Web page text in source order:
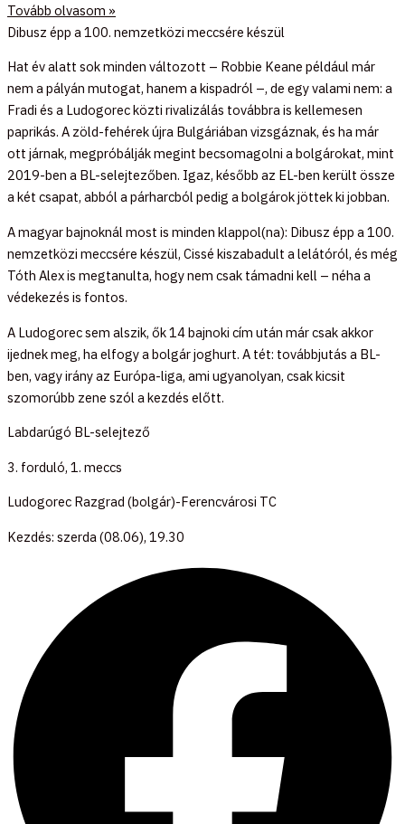
Tovább olvasom »
Dibusz épp a 100. nemzetközi meccsére készül
Hat év alatt sok minden változott – Robbie Keane például már
nem a pályán mutogat, hanem a kispadról –, de egy valami nem: a
Fradi és a Ludogorec közti rivalizálás továbbra is kellemesen
paprikás. A zöld-fehérek újra Bulgáriában vizsgáznak, és ha már
ott járnak, megpróbálják megint becsomagolni a bolgárokat, mint
2019-ben a BL-selejtezőben. Igaz, később az EL-ben került össze
a két csapat, abból a párharcból pedig a bolgárok jöttek ki jobban.
A magyar bajnoknál most is minden klappol(na): Dibusz épp a 100.
nemzetközi meccsére készül, Cissé kiszabadult a lelátóról, és még
Tóth Alex is megtanulta, hogy nem csak támadni kell – néha a
védekezés is fontos.
A Ludogorec sem alszik, ők 14 bajnoki cím után már csak akkor
ijednek meg, ha elfogy a bolgár joghurt. A tét: továbbjutás a BL-
ben, vagy irány az Európa-liga, ami ugyanolyan, csak kicsit
szomorúbb zene szól a kezdés előtt.
Labdarúgó BL-selejtező
3. forduló, 1. meccs
Ludogorec Razgrad (bolgár)-Ferencvárosi TC
Kezdés: szerda (08.06), 19.30